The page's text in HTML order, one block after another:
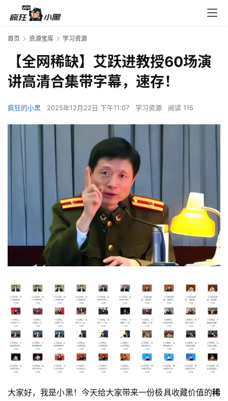
首页 资源宝库 学习资源
【全网稀缺】艾跃进教授60场演
讲高清合集带字幕，速存！
疯狂的小黑 2025年12月22日 下午11:07 学习资源 阅读 115
大家好，我是小黑！今天给大家带来一份极具收藏价值的稀